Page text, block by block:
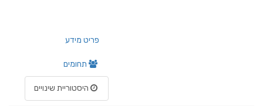
פריט מידע
תחומים
היסטוריית שינויים